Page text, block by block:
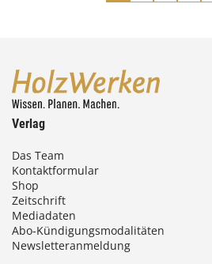
Verlag
Das Team
Kontaktformular
Shop
Zeitschrift
Mediadaten
Abo-Kündigungsmodalitäten
Newsletteranmeldung